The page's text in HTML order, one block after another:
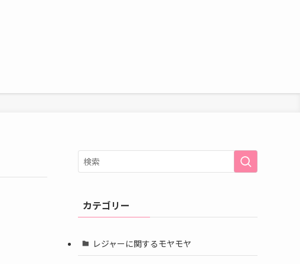
カテゴリー
レジャーに関するモヤモヤ